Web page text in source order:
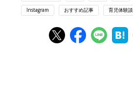
Instagram おすすめ記事 育児体験談